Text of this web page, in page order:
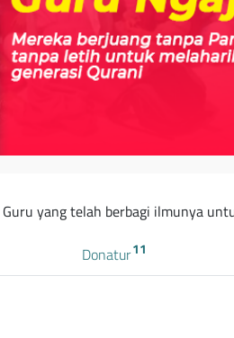
yang telah berbagi ilmunya
Donatur11